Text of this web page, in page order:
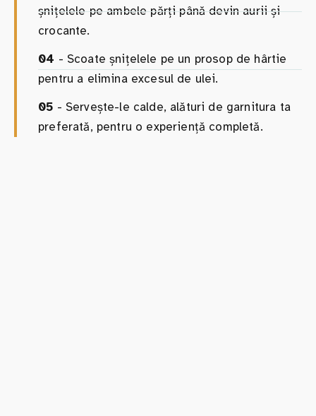
șnițelele pe ambele părți până devin aurii și
crocante.
04 - Scoate șnițelele pe un prosop de hârtie
pentru a elimina excesul de ulei.
05 - Servește-le calde, alături de garnitura ta
preferată, pentru o experiență completă.